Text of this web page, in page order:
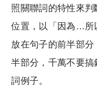
照關聯詞的特性來
位置，以「因為…所
放在句子的前半部
半部分，千萬不要搞
詞例子。